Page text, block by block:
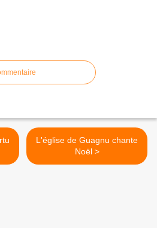
L'église de Guagnu chante
Noël >